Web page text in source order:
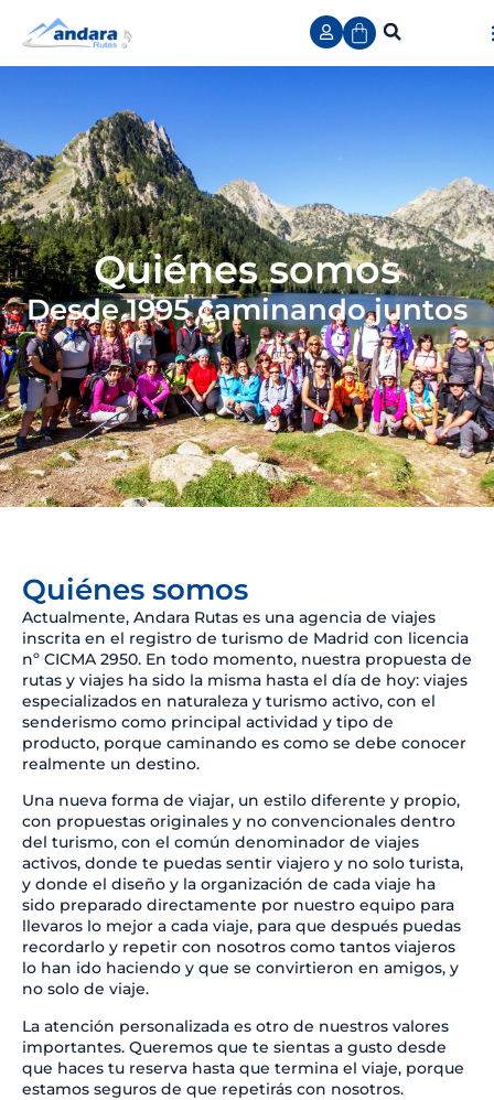
Quiénes somos
Desde 1995 caminando juntos
Quiénes somos
Actualmente, Andara Rutas es una agencia de viajes
inscrita en el registro de turismo de Madrid con licencia
nº CICMA 2950. En todo momento, nuestra propuesta de
rutas y viajes ha sido la misma hasta el día de hoy: viajes
especializados en naturaleza y turismo activo, con el
senderismo como principal actividad y tipo de
producto, porque caminando es como se debe conocer
realmente un destino.
Una nueva forma de viajar, un estilo diferente y propio,
con propuestas originales y no convencionales dentro
del turismo, con el común denominador de viajes
activos, donde te puedas sentir viajero y no solo turista,
y donde el diseño y la organización de cada viaje ha
sido preparado directamente por nuestro equipo para
llevaros lo mejor a cada viaje, para que después puedas
recordarlo y repetir con nosotros como tantos viajeros
lo han ido haciendo y que se convirtieron en amigos, y
no solo de viaje.
La atención personalizada es otro de nuestros valores
importantes. Queremos que te sientas a gusto desde
que haces tu reserva hasta que termina el viaje, porque
estamos seguros de que repetirás con nosotros.